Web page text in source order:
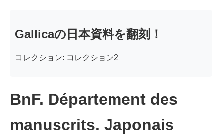
Gallicaの日本資料を翻刻！
コレクション: コレクション2
BnF. Département des
manuscrits. Japonais